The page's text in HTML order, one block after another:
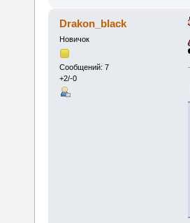
Drakon_black
Новичок
Сообщений: 7
+2/-0